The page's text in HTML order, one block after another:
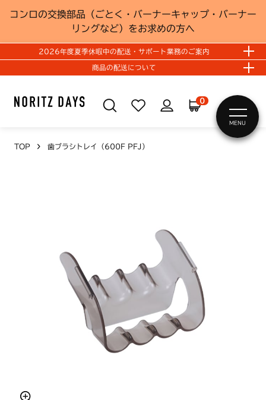
コンロの交換部品（ごとく・バーナーキャップ・バーナー
リングなど）をお求めの方へ
2026年度夏季休暇中の配送・サポート業務のご案内
商品の配送について
0
MENU
TOP 歯ブラシトレイ（600F PFJ）